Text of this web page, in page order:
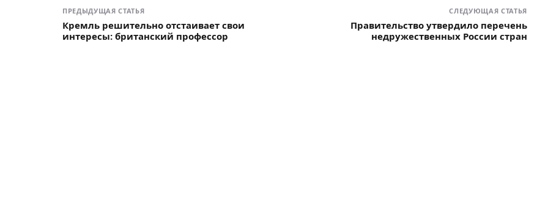
ПРЕДЫДУЩАЯ СТАТЬЯ
Кремль решительно отстаивает свои
интересы: британский профессор
СЛЕДУЮЩАЯ СТАТЬЯ
Правительство утвердило перечень
недружественных России стран